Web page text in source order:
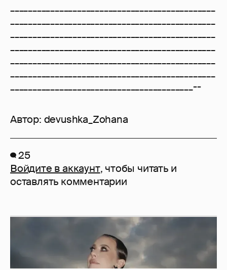
______________________________________________
______________________________________________
______________________________________________
______________________________________________
______________________________________________
______________________________________________
_________________________________________--
Автор: devushka_Zohana
25
Войдите в аккаунт, чтобы читать и
оставлять комментарии